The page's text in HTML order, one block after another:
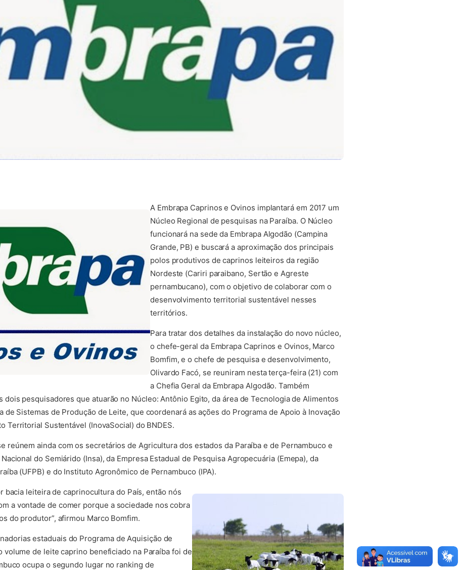
A Embrapa Caprinos e Ovinos implantará em 2017 um
Núcleo Regional de pesquisas na Paraíba. O Núcleo
funcionará na sede da Embrapa Algodão (Campina
Grande, PB) e buscará a aproximação dos principais
polos produtivos de caprinos leiteiros da região
Nordeste (Cariri paraibano, Sertão e Agreste
pernambucano), com o objetivo de colaborar com o
desenvolvimento territorial sustentável nesses
territórios.
Para tratar dos detalhes da instalação do novo núcleo,
o chefe-geral da Embrapa Caprinos e Ovinos, Marco
Bomfim, e o chefe de pesquisa e desenvolvimento,
Olivardo Facó, se reuniram nesta terça-feira (21) com
a Chefia Geral da Embrapa Algodão. Também
dois pesquisadores que atuarão no Núcleo: Antônio Egito, da área de Tecnologia de Alimentos
de Sistemas de Produção de Leite, que coordenará as ações do Programa de Apoio à Inovação
Territorial Sustentável (InovaSocial) do BNDES.
reúnem ainda com os secretários de Agricultura dos estados da Paraíba e de Pernambuco e
do Semiárido (Insa), da Empresa Estadual de Pesquisa Agropecuária (Emepa), da
(UFPB) e do Instituto Agronômico de Pernambuco (IPA).
bacia leiteira de caprinocultura do País, então nós
a vontade de comer porque a sociedade nos cobra
do produtor”, afirmou Marco Bomfim.
estaduais do Programa de Aquisição de
volume de leite caprino beneficiado na Paraíba foi de
ocupa o segundo lugar no ranking de